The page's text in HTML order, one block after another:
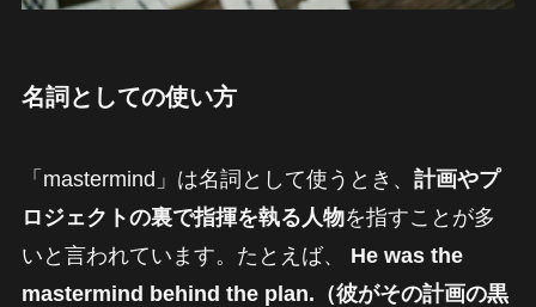
名詞としての使い方
「mastermind」は名詞として使うとき、 計画やプ
ロジェクトの裏で指揮を執る人物を指すことが多
いと言われています。たとえば、 He was the
mastermind behind the plan.（彼がその計画の黒